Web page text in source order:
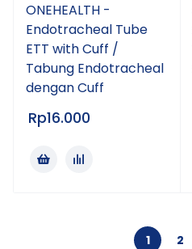
ONEHEALTH -
Endotracheal Tube
ETT with Cuff /
Tabung Endotracheal
dengan Cuff
Rp16.000
1 2